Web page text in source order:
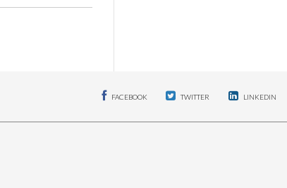
FACEBOOK TWITTER LINKEDIN